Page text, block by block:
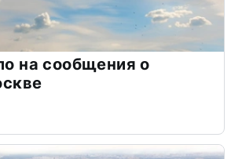
на сообщения о